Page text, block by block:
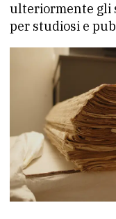
ulteriormente gli
per studiosi e